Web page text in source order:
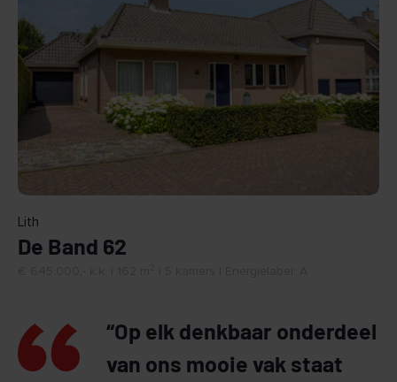
Lith
De Band 62
“Op elk denkbaar onderdeel
van ons mooie vak staat